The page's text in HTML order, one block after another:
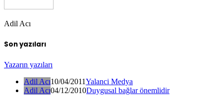
Adil Acı
Son yazıları
Yazarın yazıları
Adil Acı10/04/2011Yalanci Medya
Adil Acı04/12/2010Duygusal bağlar önemlidir